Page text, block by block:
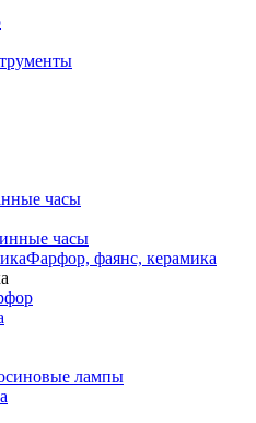
часы
часы
Фарфор, фаянс, керамика
лампы